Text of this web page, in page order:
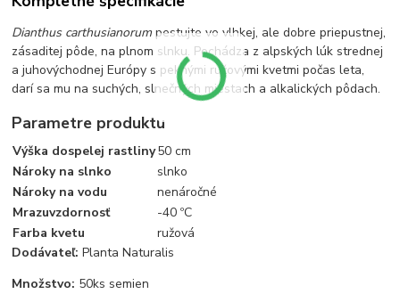
Dianthus carthusianorumpestujte vo vlhkej, ale dobre priepustnej,
zásaditej pôde, na plnom slnku. Pochádza z alpských lúk strednej
a juhovýchodnej Európy s peknými ružovými kvetmi počas leta,
darí sa mu na suchých, slnečných miestach a alkalických pôdach.
Parametre produktu
Výška dospelej rastliny50 cm
Nároky na slnko
slnko
Nároky na vodu
nenáročné
Mrazuvzdornosť
-40 ºC
Farba kvetu
ružová
Dodávateľ:Planta Naturalis
Množstvo: 50ks semien